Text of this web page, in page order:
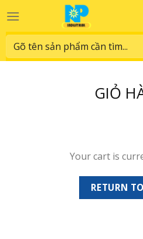
to
content
Search
for:
GIỎ
Your cart is
RETURN